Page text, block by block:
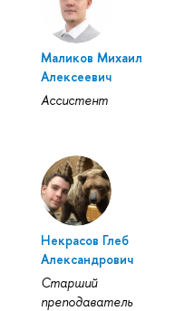
Маликов Михаил
Алексеевич
Ассистент
Некрасов Глеб
Александрович
Старший
преподаватель